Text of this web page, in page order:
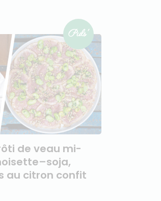
de veau mi-
au citron confit